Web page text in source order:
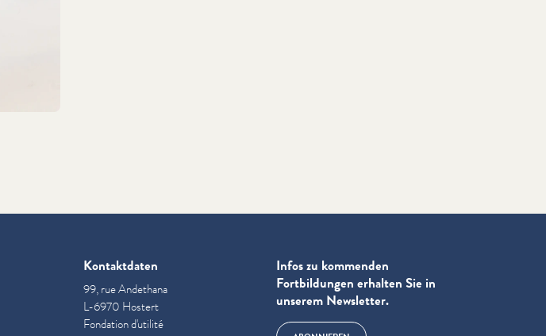
Kontaktdaten
99, rue Andethana
L-6970 Hostert
Fondation d'utilité
Infos zu kommenden
Fortbildungen erhalten Sie in
unserem Newsletter.